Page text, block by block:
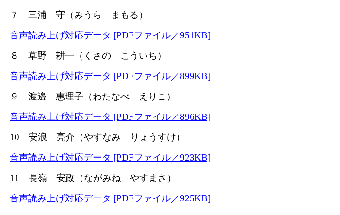
７ 三浦 守（みうら まもる）
音声読み上げ対応データ [PDFファイル／951KB]
８ 草野 耕一（くさの こういち）
音声読み上げ対応データ [PDFファイル／899KB]
９ 渡邉 惠理子（わたなべ えりこ）
音声読み上げ対応データ [PDFファイル／896KB]
10 安浪 亮介（やすなみ りょうすけ）
音声読み上げ対応データ [PDFファイル／923KB]
11 長嶺 安政（ながみね やすまさ）
音声読み上げ対応データ [PDFファイル／925KB]